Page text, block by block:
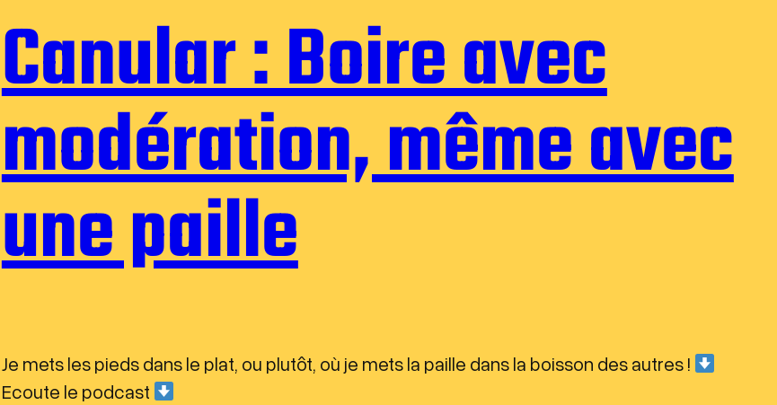
Canular : Boire avec
modération, même avec
une paille
Je mets les pieds dans le plat, ou plutôt, où je mets la paille dans la boisson des autres !
Ecoute le podcast